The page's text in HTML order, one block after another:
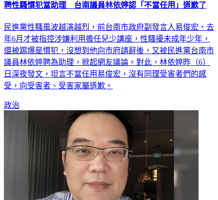
聘性騷慣犯當助理 台南議員林依婷認「不當任用」道歉了
民進黨性騷風波越演越烈，前台南市政府副發言人易俊宏，去
年6月才被指控涉嫌利用擔任兒少講座，性騷擾未成年少年，
還被踢爆是慣犯，沒想到他向市府請辭後，又被民進黨台南市
議員林依婷聘為助理，掀起網友議論。對此，林依婷昨（6）
日深夜發文，坦言不當任用易俊宏，沒有同理受害者們的感
受，向受害者、受害家屬道歉。
政治